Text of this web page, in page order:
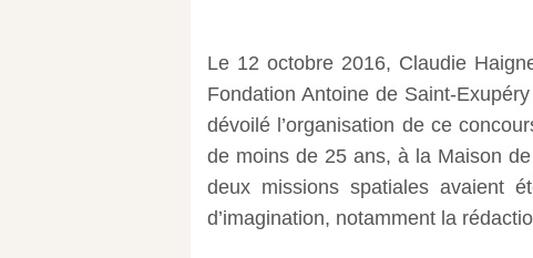
Le 12 octobre 2016, Claudie
Fondation Antoine de Saint-
dévoilé l’organisation de ce
de moins de 25 ans, à la Maison
deux missions spatiales avaient
d’imagination, notamment la